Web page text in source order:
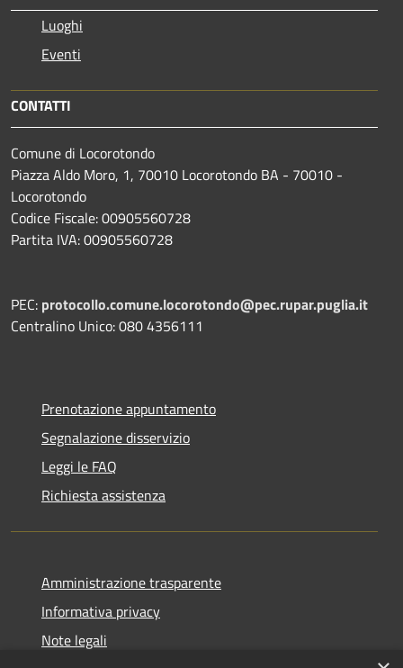
Luoghi
Eventi
CONTATTI
Comune di Locorotondo
Piazza Aldo Moro, 1, 70010 Locorotondo BA - 70010 -
Locorotondo
Codice Fiscale: 00905560728
Partita IVA: 00905560728
PEC: protocollo.comune.locorotondo@pec.rupar.puglia.it
Centralino Unico: 080 4356111
Prenotazione appuntamento
Segnalazione disservizio
Leggi le FAQ
Richiesta assistenza
Amministrazione trasparente
Informativa privacy
Note legali